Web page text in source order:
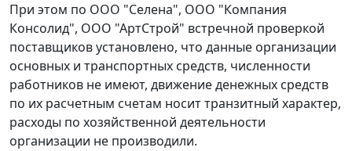
При этом по ООО "Селена", ООО "Компания
Консолид", ООО "АртСтрой" встречной проверкой
поставщиков установлено, что данные организации
основных и транспортных средств, численности
работников не имеют, движение денежных средств
по их расчетным счетам носит транзитный характер,
расходы по хозяйственной деятельности
организации не производили.